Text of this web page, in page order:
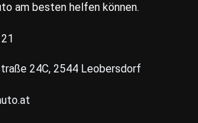
am besten helfen können.
24C, 2544 Leobersdorf